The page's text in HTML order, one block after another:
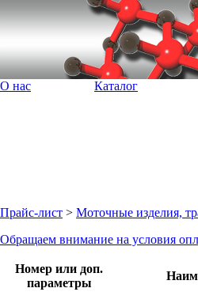
О нас Каталог
Прайс-лист > Моточные изделия,
Обращаем внимание на условия
Номер или доп.
параметры